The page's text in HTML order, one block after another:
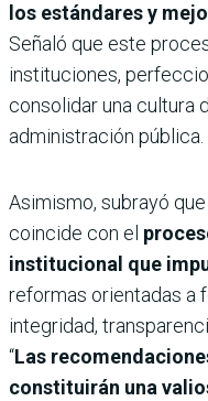
los estándares y
Señaló que este
instituciones,
consolidar una cultura
administración pública.
Asimismo, subrayó
coincide con el
institucional que
reformas orientadas a
integridad,
“Las
constituirán una